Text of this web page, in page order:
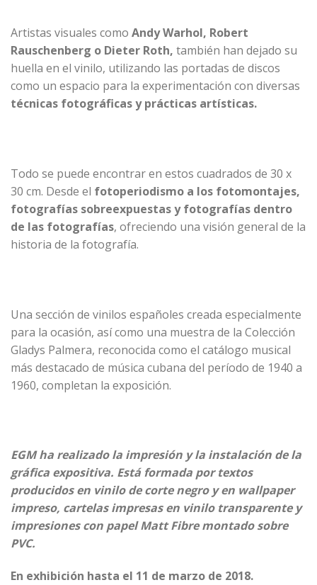
Artistas visuales como Andy Warhol, Robert
Rauschenberg o Dieter Roth, también han dejado su
huella en el vinilo, utilizando las portadas de discos
como un espacio para la experimentación con diversas
técnicas fotográficas y prácticas artísticas.
Todo se puede encontrar en estos cuadrados de 30 x
30 cm. Desde el fotoperiodismo a los fotomontajes,
fotografías sobreexpuestas y fotografías dentro
de las fotografías, ofreciendo una visión general de la
historia de la fotografía.
Una sección de vinilos españoles creada especialmente
para la ocasión, así como una muestra de la Colección
Gladys Palmera, reconocida como el catálogo musical
más destacado de música cubana del período de 1940 a
1960, completan la exposición.
EGM ha realizado la impresión y la instalación de la
gráfica expositiva. Está formada por textos
producidos en vinilo de corte negro y en wallpaper
impreso, cartelas impresas en vinilo transparente y
impresiones con papel Matt Fibre montado sobre
PVC.
En exhibición hasta el 11 de marzo de 2018.